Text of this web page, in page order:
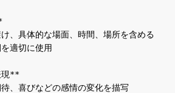
、具体的な場面、時間、場所を含める
適切に使用
現**
、喜びなどの感情の変化を描写